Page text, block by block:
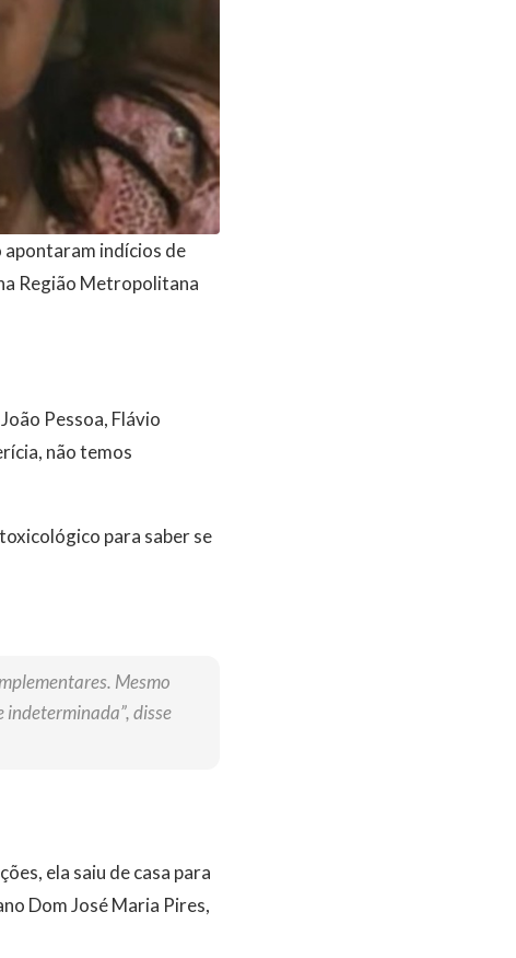
apontaram indícios de
Região Metropolitana
Pessoa, Flávio
não temos
para saber se
Mesmo
indeterminada”, disse
ela saiu de casa para
Dom José Maria Pires,